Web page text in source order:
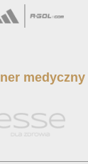
medyczny